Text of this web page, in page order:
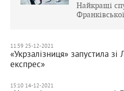
Найкращі
11:59 25-12-2021
«Укрзалізниця» запустила
експрес»
15:10 14-12-2021